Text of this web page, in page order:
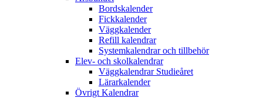
Bordskalender
Fickkalender
Väggkalender
Refill kalendrar
Systemkalendrar och tillbehör
Elev- och skolkalendrar
Väggkalendrar Studieåret
Lärarkalender
Övrigt Kalendrar